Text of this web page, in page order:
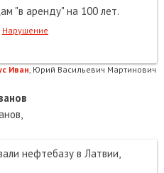
"в аренду" на 100 лет.
Нарушение
Иван , Юрий Васильевич Мартинович
,
нефтебазу в Латвии,